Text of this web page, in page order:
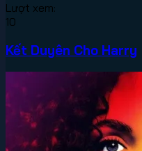
Lượt xem:
10
Kết Duyên Cho Harry